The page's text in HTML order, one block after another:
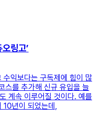
링고’
익보다는 구독제에 힘이 많
스를 추가해 신규 유입을 늘
계속 이루어질 것이다. 예를
10년이 되었는데,